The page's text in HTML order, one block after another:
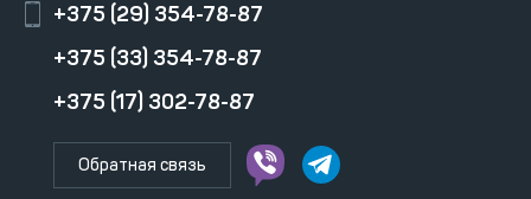
+375 (29) 354-78-87
+375 (33) 354-78-87
+375 (17) 302-78-87
Обратная связь